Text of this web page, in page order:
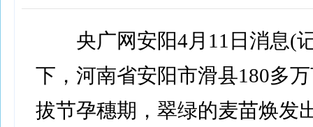
央广网安阳4月11日消息(
下，河南省安阳市滑县180多
拔节孕穗期，翠绿的麦苗焕发